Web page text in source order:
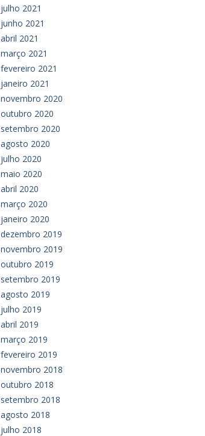
julho 2021
junho 2021
abril 2021
março 2021
fevereiro 2021
janeiro 2021
novembro 2020
outubro 2020
setembro 2020
agosto 2020
julho 2020
maio 2020
abril 2020
março 2020
janeiro 2020
dezembro 2019
novembro 2019
outubro 2019
setembro 2019
agosto 2019
julho 2019
abril 2019
março 2019
fevereiro 2019
novembro 2018
outubro 2018
setembro 2018
agosto 2018
julho 2018